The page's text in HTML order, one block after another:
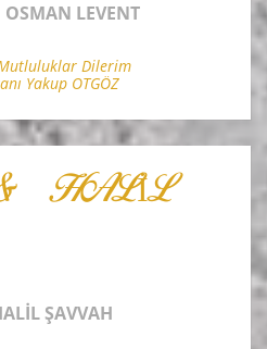
LEVENT
Dilerim
Yakup OTGÖZ
HALİL
ŞAVVAH